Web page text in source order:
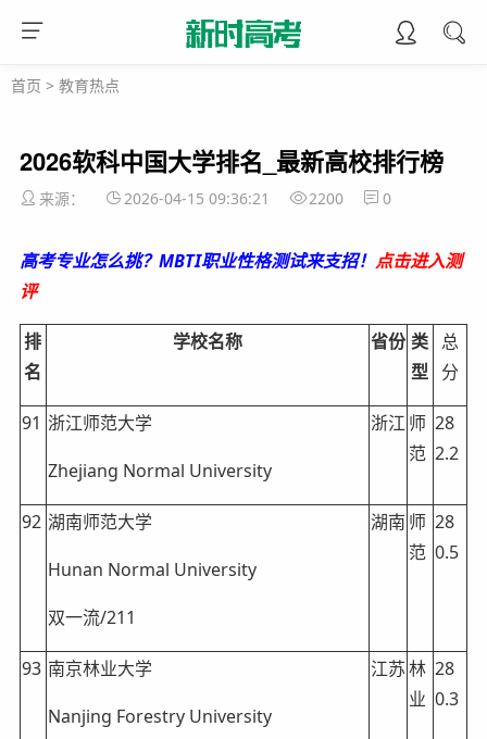
首页 > 教育热点
2026软科中国大学排名_最新高校排行榜
来源： 2026-04-15 09:36:21 2200 0
高考专业怎么挑？MBTI职业性格测试来支招！ 点击进入测
评
排
名
学校名称 省份 类
型
总
分
91 浙江师范大学
Zhejiang Normal University
浙江 师
范
28
2.2
92 湖南师范大学
Hunan Normal University
双一流/211
湖南 师
范
28
0.5
93 南京林业大学
Nanjing Forestry University
江苏林
业
28
0.3